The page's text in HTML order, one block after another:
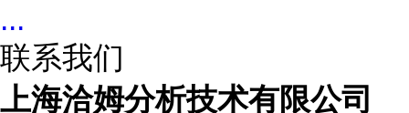
...
联系我们
上海洽姆分析技术有限公司